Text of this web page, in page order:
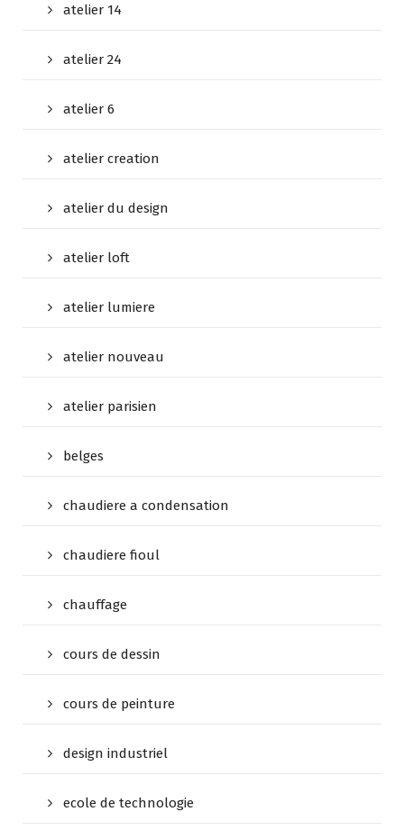
atelier 14
atelier 24
atelier 6
atelier creation
atelier du design
atelier loft
atelier lumiere
atelier nouveau
atelier parisien
belges
chaudiere a condensation
chaudiere fioul
chauffage
cours de dessin
cours de peinture
design industriel
ecole de technologie